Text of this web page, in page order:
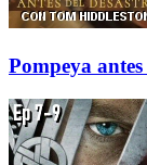
Pompeya